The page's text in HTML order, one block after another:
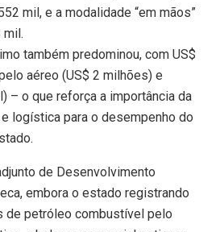
mil, e a modalidade “em mãos”
mil.
também predominou, com US$
aéreo (US$ 2 milhões) e
– o que reforça a importância da
logística para o desempenho do
de Desenvolvimento
embora o estado registrando
de petróleo combustível pelo